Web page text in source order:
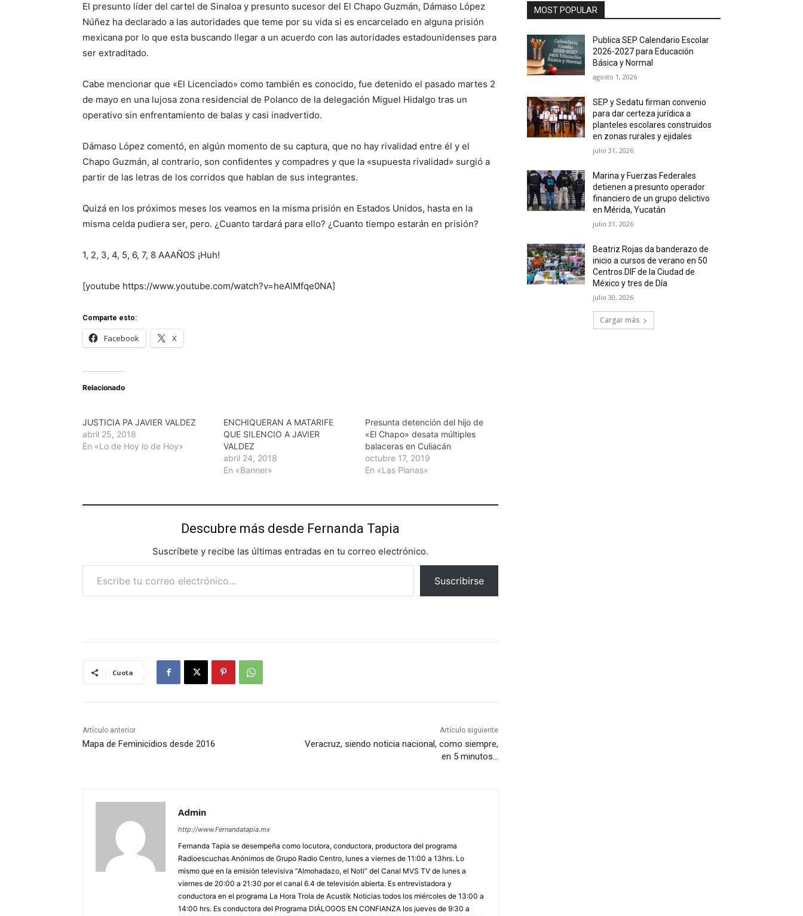
El presunto líder del cartel de Sinaloa y presunto sucesor del El Chapo Guzmán, Dámaso López
Núñez ha declarado a las autoridades que teme por su vida si es encarcelado en alguna prisión
mexicana por lo que esta buscando llegar a un acuerdo con las autoridades estadounidenses para
ser extraditado.
Cabe mencionar que «El Licenciado» como también es conocido, fue detenido el pasado martes 2
de mayo en una lujosa zona residencial de Polanco de la delegación Miguel Hidalgo tras un
operativo sin enfrentamiento de balas y casi inadvertido.
Dámaso López comentó, en algún momento de su captura, que no hay rivalidad entre él y el
Chapo Guzmán, al contrario, son confidentes y compadres y que la «supuesta rivalidad» surgió a
partir de las letras de los corridos que hablan de sus integrantes.
Quizá en los próximos meses los veamos en la misma prisión en Estados Unidos, hasta en la
misma celda pudiera ser, pero. ¿Cuanto tardará para ello? ¿Cuanto tiempo estarán en prisión?
1, 2, 3, 4, 5, 6, 7, 8 AAAÑOS ¡Huh!
[youtube https://www.youtube.com/watch?v=heAlMfqe0NA]
Comparte esto:
Facebook X
Relacionado
JUSTICIA PA JAVIER VALDEZ
abril 25, 2018
En «Lo de Hoy lo de Hoy»
ENCHIQUERAN A MATARIFE
QUE SILENCIO A JAVIER
VALDEZ
abril 24, 2018
En «Banner»
Presunta detención del hijo de
«El Chapo» desata múltiples
balaceras en Culiacán
octubre 17, 2019
En «Las Planas»
Descubre más desde Fernanda Tapia
Suscríbete y recibe las últimas entradas en tu correo electrónico.
Escribe tu correo electrónico…
Suscribirse
Cuota
Artículo anterior
Mapa de Feminicidios desde 2016
Artículo siguiente
Veracruz, siendo noticia nacional, como siempre,
en 5 minutos…
Admin
http://www.Fernandatapia.mx
Fernanda Tapia se desempeña como locutora, conductora, productora del programa
Radioescuchas Anónimos de Grupo Radio Centro, lunes a viernes de 11:00 a 13hrs. Lo
mismo que en la emisión televisiva “Almohadazo, el Noti” del Canal MVS TV de lunes a
viernes de 20:00 a 21:30 por el canal 6.4 de televisión abierta. Es entrevistadora y
conductora en el programa La Hora Trola de Acustik Noticias todos los miércoles de 13:00 a
14:00 hrs. Es conductora del Programa DIÁLOGOS EN CONFIANZA los jueves de 9:30 a
MOST POPULAR
Publica SEP Calendario Escolar
2026-2027 para Educación
Básica y Normal
agosto 1, 2026
SEP y Sedatu firman convenio
para dar certeza jurídica a
planteles escolares construidos
en zonas rurales y ejidales
julio 31, 2026
Marina y Fuerzas Federales
detienen a presunto operador
financiero de un grupo delictivo
en Mérida, Yucatán
julio 31, 2026
Beatriz Rojas da banderazo de
inicio a cursos de verano en 50
Centros DIF de la Ciudad de
México y tres de Día
julio 30, 2026
Cargar más